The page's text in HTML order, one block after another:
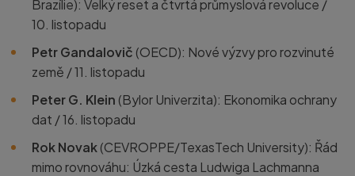
Brazílie): Velký reset a čtvrtá průmyslová revoluce /
10. listopadu
Petr Gandalovič (OECD): Nové výzvy pro rozvinuté
země / 11. listopadu
Peter G. Klein (Bylor Univerzita): Ekonomika ochrany
dat / 16. listopadu
Rok Novak(CEVROPPE/TexasTech University): Řád
mimo rovnováhu: Úzká cesta Ludwiga Lachmanna